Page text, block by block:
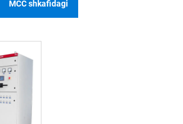
MCC shkafidagi